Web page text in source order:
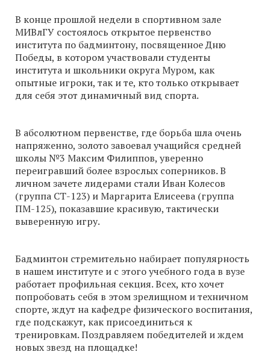
В конце прошлой недели в спортивном зале
МИВлГУ состоялось открытое первенство
института по бадминтону, посвященное Дню
Победы, в котором участвовали студенты
института и школьники округа Муром, как
опытные игроки, так и те, кто только открывает
для себя этот динамичный вид спорта.
В абсолютном первенстве, где борьба шла очень
напряженно, золото завоевал учащийся средней
школы №3 Максим Филиппов, уверенно
переигравший более взрослых соперников. В
личном зачете лидерами стали Иван Колесов
(группа СТ-123) и Маргарита Елисеева (группа
ПМ-125), показавшие красивую, тактически
выверенную игру.
Бадминтон стремительно набирает популярность
в нашем институте и с этого учебного года в вузе
работает профильная секция. Всех, кто хочет
попробовать себя в этом зрелищном и техничном
спорте, ждут на кафедре физического воспитания,
где подскажут, как присоединиться к
тренировкам. Поздравляем победителей и ждем
новых звезд на площадке!